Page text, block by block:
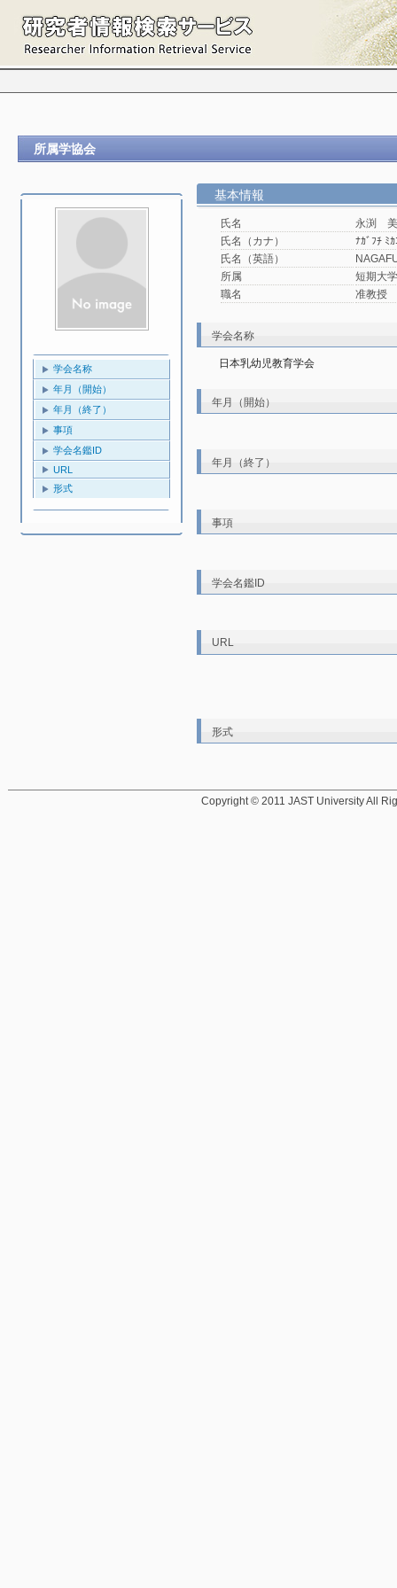
所属学協会
学会名称
年月（開始）
年月（終了）
事項
学会名鑑ID
URL
形式
基本情報
氏名
永渕
氏名（カナ）
ﾅｶﾞﾌﾁ ﾐｶ
氏名（英語）
所属
短期大
職名
准教授
学会名称
日本乳幼児教育学会
年月（開始）
年月（終了）
事項
学会名鑑ID
URL
形式